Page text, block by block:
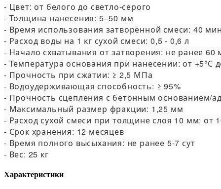
- Цвет: от белого до светло-серого
- Толщина нанесения: 5–50 мм
- Время использования затворённой смеси: 40
- Расход воды на 1 кг сухой смеси: 0,5 - 0,6 л
- Начало схватывания от затворения: не ранее 60
- Температура основания при нанесении: от +5°С
- Прочность при сжатии: ≥ 2,5 МПа
- Водоудерживающая способность: ≥ 95%
- Прочность сцепления с бетонным основанием/
- Максимальный размер фракции: 1,25 мм
- Расход сухой смеси при толщине слоя 10 мм: от
- Срок хранения: 12 месяцев
- Время полного высыхания: не ранее 5-7 сут
- Вес: 25 кг
Характеристики